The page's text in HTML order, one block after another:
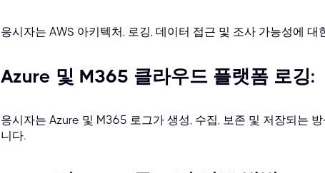
응시자는 AWS 아키텍처, 로깅, 데이터 접근 및 조사 가능성에 대
Azure 및 M365 클라우드 플랫폼 로깅:
응시자는 Azure 및 M365 로그가 생성, 수집, 보존 및 저장되는
니다.